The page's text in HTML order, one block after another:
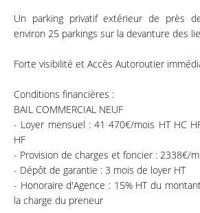
Un parking privatif extérieur de près
environ 25 parkings sur la devanture des
Forte visibilité et Accès Autoroutier
Conditions financières :
BAIL COMMERCIAL NEUF
- Loyer mensuel : 41 470€/mois HT HC
HF
- Provision de charges et foncier : 2338€/
- Dépôt de garantie : 3 mois de loyer HT
- Honoraire d'Agence : 15% HT du
la charge du preneur